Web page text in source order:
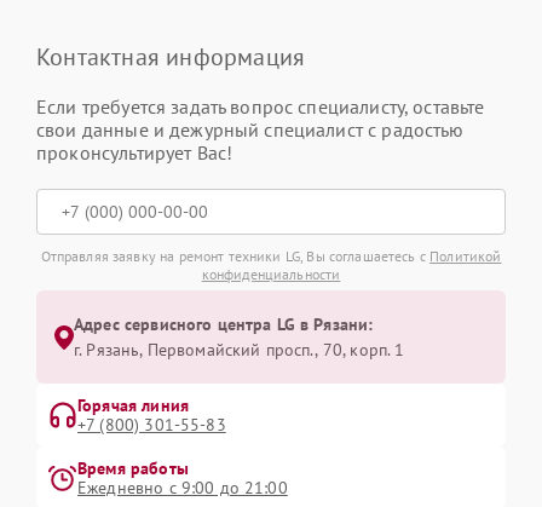
Контактная информация
Если требуется задать вопрос специалисту, оставьте
свои данные и дежурный специалист с радостью
проконсультирует Вас!
Отправляя заявку на ремонт техники LG, Вы соглашаетесь с Политикой
конфиденциальности
Адрес сервисного центра LG в Рязани:
г. Рязань, Первомайский просп., 70, корп. 1
Горячая линия
+7 (800) 301-55-83
Время работы
Ежедневно с 9:00 до 21:00